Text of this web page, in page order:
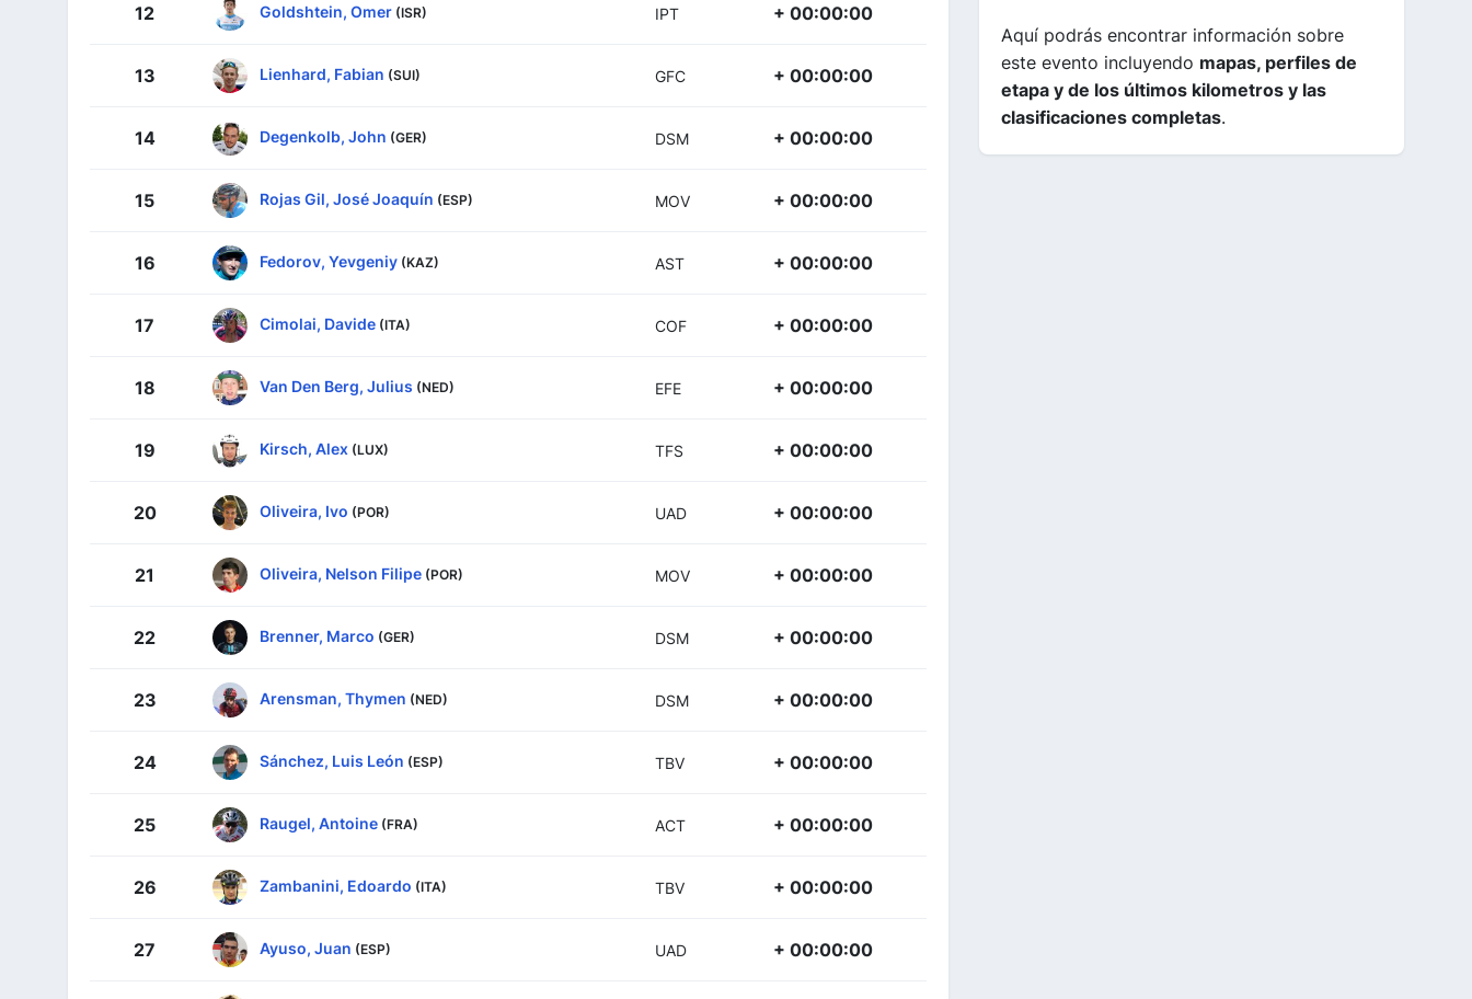
12 Goldshtein, Omer (ISR) IPT + 00:00:00
13 Lienhard, Fabian (SUI) GFC + 00:00:00
14 Degenkolb, John (GER) DSM + 00:00:00
15 Rojas Gil, José Joaquín (ESP) MOV + 00:00:00
16 Fedorov, Yevgeniy (KAZ) AST + 00:00:00
17 Cimolai, Davide (ITA) COF + 00:00:00
18 Van Den Berg, Julius (NED) EFE + 00:00:00
19 Kirsch, Alex (LUX) TFS + 00:00:00
20 Oliveira, Ivo (POR) UAD + 00:00:00
21 Oliveira, Nelson Filipe (POR) MOV + 00:00:00
22 Brenner, Marco (GER) DSM + 00:00:00
23 Arensman, Thymen (NED) DSM + 00:00:00
24 Sánchez, Luis León (ESP) TBV + 00:00:00
25 Raugel, Antoine (FRA) ACT + 00:00:00
26 Zambanini, Edoardo (ITA) TBV + 00:00:00
27 Ayuso, Juan (ESP) UAD + 00:00:00
Aquí podrás encontrar información sobre
este evento incluyendo mapas, perfiles de
etapa y de los últimos kilometros y las
clasificaciones completas.